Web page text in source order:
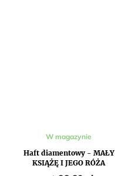
Haft diamentowy - MAŁY
KSIĄŻĘ I JEGO RÓŻA
Średnia
ocena
produktu
wynosi
5,0
W magazynie